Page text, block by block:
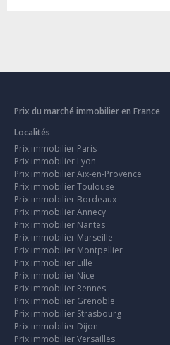
Prix du marché immobilier en France
Localités
Prix immobilier Paris
Prix immobilier Lyon
Prix immobilier Aix-en-Provence
Prix immobilier Toulouse
Prix immobilier Bordeaux
Prix immobilier Annecy
Prix immobilier Nantes
Prix immobilier Marseille
Prix immobilier Montpellier
Prix immobilier Lille
Prix immobilier Nice
Prix immobilier Rennes
Prix immobilier Grenoble
Prix immobilier Strasbourg
Prix immobilier Dijon
Prix immobilier Versailles